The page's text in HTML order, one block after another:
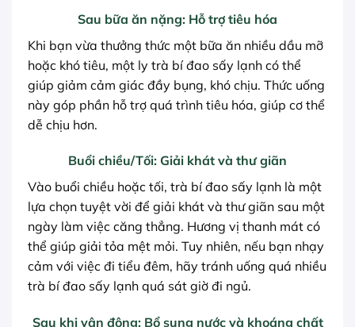
Sau bữa ăn nặng: Hỗ trợ tiêu hóa
Khi bạn vừa thưởng thức một bữa ăn nhiều dầu mỡ
hoặc khó tiêu, một ly trà bí đao sấy lạnh có thể
giúp giảm cảm giác đầy bụng, khó chịu. Thức uống
này góp phần hỗ trợ quá trình tiêu hóa, giúp cơ thể
dễ chịu hơn.
Buổi chiều/Tối: Giải khát và thư giãn
Vào buổi chiều hoặc tối, trà bí đao sấy lạnh là một
lựa chọn tuyệt vời để giải khát và thư giãn sau một
ngày làm việc căng thẳng. Hương vị thanh mát có
thể giúp giải tỏa mệt mỏi. Tuy nhiên, nếu bạn nhạy
cảm với việc đi tiểu đêm, hãy tránh uống quá nhiều
trà bí đao sấy lạnh quá sát giờ đi ngủ.
Sau khi vận động: Bổ sung nước và khoáng chất